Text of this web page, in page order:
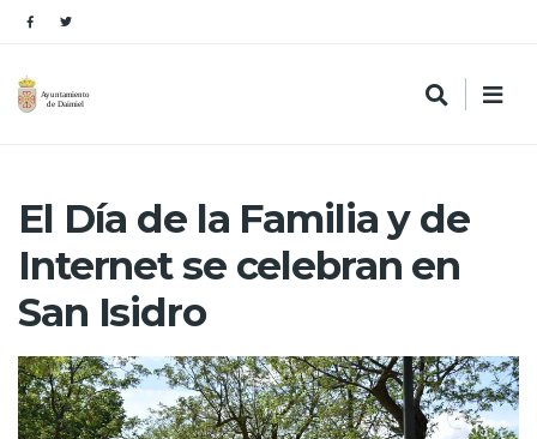
El Día de la Familia y de
Internet se celebran en
San Isidro